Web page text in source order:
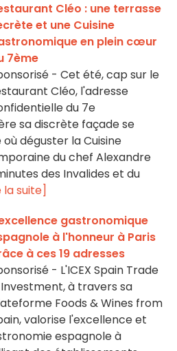
Cléo : une terrasse
et une Cuisine
en plein cœur
7ème
- Cet été, cap sur le
Cléo, l'adresse
du 7e
sa discrète façade se
déguster la Cuisine
du chef Alexandre
des Invalides et du
la suite]
gastronomique
à l'honneur à Paris
à ces 19 adresses
- L'ICEX Spain Trade
à travers sa
Foods & Wines from
valorise l'excellence et
espagnole à